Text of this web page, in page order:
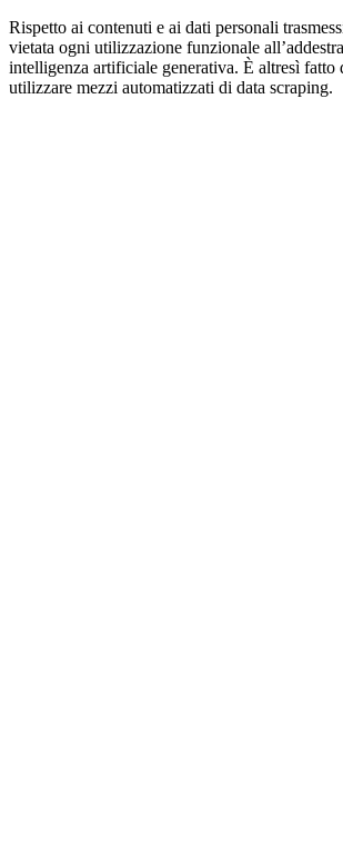
Rispetto ai contenuti e ai dati personali
vietata ogni utilizzazione funzionale
intelligenza artificiale generativa. È altresì fatto
utilizzare mezzi automatizzati di data scraping.